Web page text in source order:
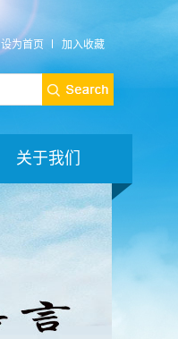
设为首页 加入收藏
关于我们